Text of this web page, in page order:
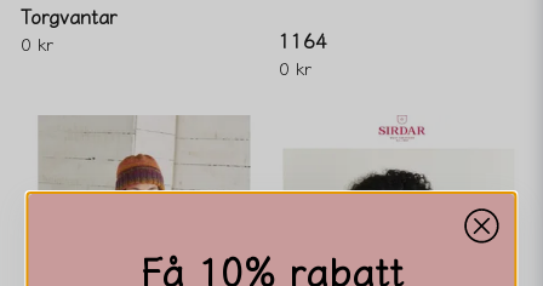
Torgvantar
0 kr 1164
0 kr
Få 10% rabatt